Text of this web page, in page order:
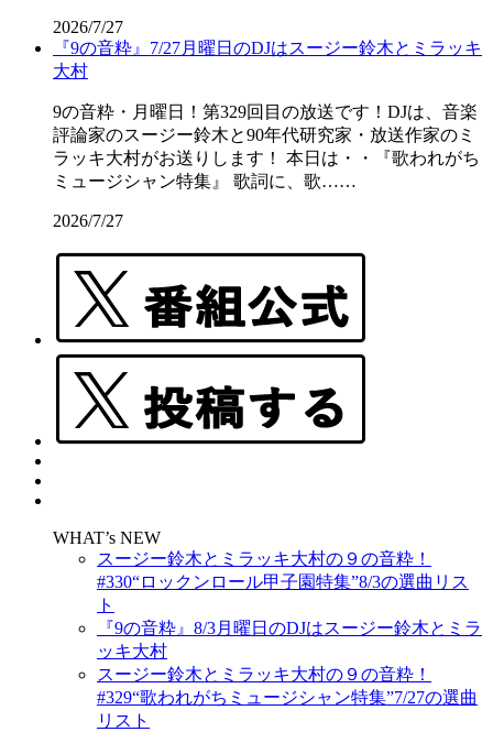
2026/7/27
『9の音粋』7/27月曜日のDJはスージー鈴木とミラッキ
大村
9の音粋・月曜日！第329回目の放送です！DJは、音楽
評論家のスージー鈴木と90年代研究家・放送作家のミ
ラッキ大村がお送りします！ 本日は・・『歌われがち
ミュージシャン特集』 歌詞に、歌……
2026/7/27
WHAT’s NEW
スージー鈴木とミラッキ大村の９の音粋！
#330“ロックンロール甲子園特集”8/3の選曲リス
ト
『9の音粋』8/3月曜日のDJはスージー鈴木とミラ
ッキ大村
スージー鈴木とミラッキ大村の９の音粋！
#329“歌われがちミュージシャン特集”7/27の選曲
リスト